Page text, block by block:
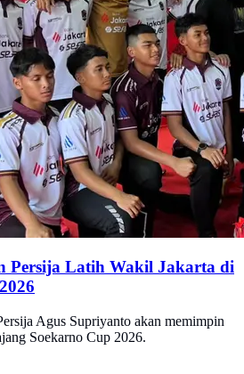
Persija Latih Wakil Jakarta di
Agus Supriyanto akan memimpin
Soekarno Cup 2026.